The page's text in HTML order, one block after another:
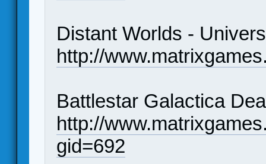
Distant Worlds -
http://
Battlestar Galactica
http://
gid=692